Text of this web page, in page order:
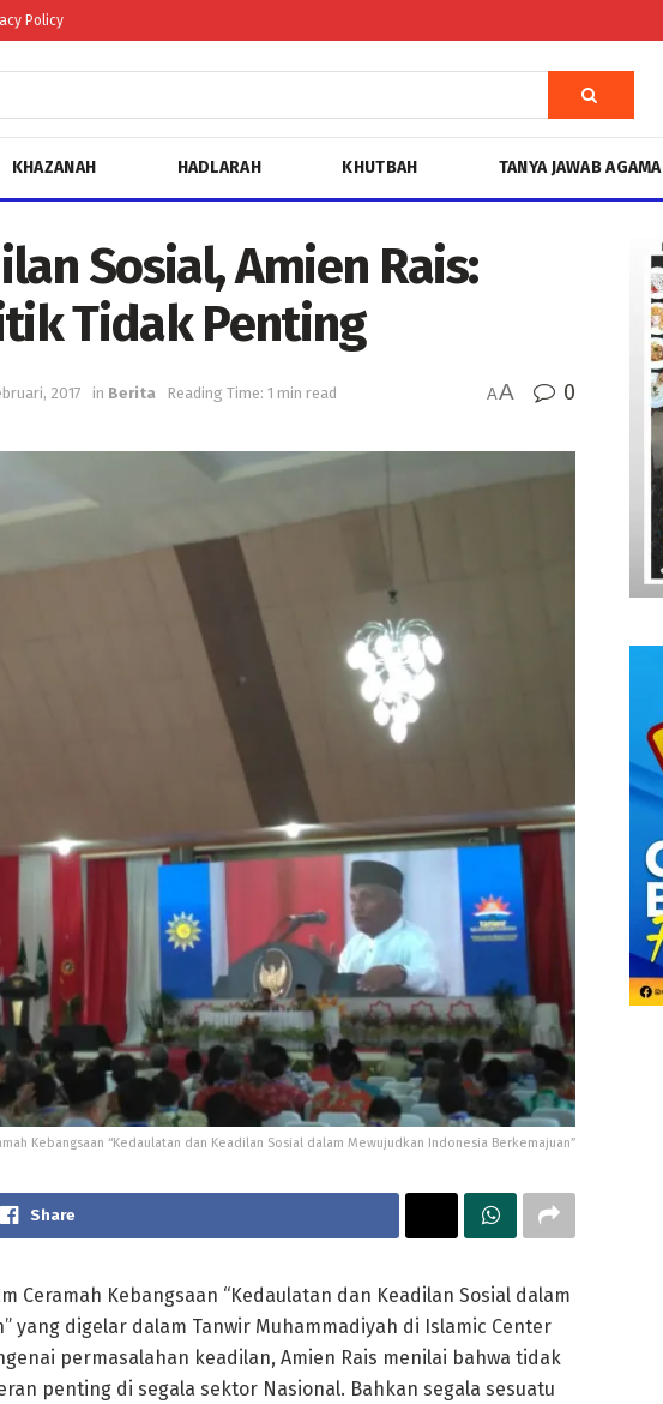
Policy
KHAZANAH HADLARAH KHUTBAH TANYA JAWAB AGAMA
Sosial, Amien Rais:
Tidak Penting
2017 in Berita Reading Time: 1 min read AA 0
Kebangsaan “Kedaulatan dan Keadilan Sosial dalam Mewujudkan Indonesia Berkemajuan”
Share
Ceramah Kebangsaan “Kedaulatan dan Keadilan Sosial dalam
yang digelar dalam Tanwir Muhammadiyah di Islamic Center
permasalahan keadilan, Amien Rais menilai bahwa tidak
penting di segala sektor Nasional. Bahkan segala sesuatu